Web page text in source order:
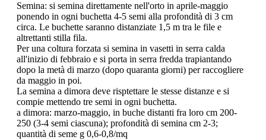
Semina: si semina direttamente nell'orto in aprile-maggio
ponendo in ogni buchetta 4-5 semi alla profondità di 3 cm
circa. Le buchette saranno distanziate 1,5 m tra le file e
altrettanti stilla fila.
Per una coltura forzata si semina in vasetti in serra calda
all'inizio di febbraio e si porta in serra fredda trapiantando
dopo la metà di marzo (dopo quaranta giorni) per raccogliere
da maggio in poi.
La semina a dimora deve risptettare le stesse distanze e si
compie mettendo tre semi in ogni buchetta.
a dimora: marzo-maggio, in buche distanti fra loro cm 200-
250 (3-4 semi ciascuna); profondità di semina cm 2-3;
quantità di seme g 0,6-0,8/mq